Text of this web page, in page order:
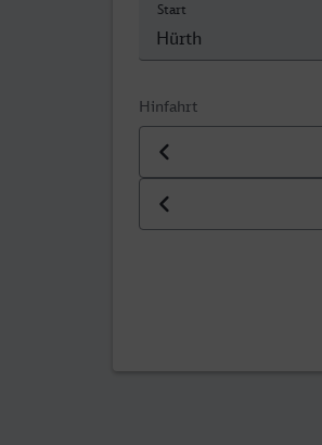
Start
Hinfahrt
Datum der Hinfahrt
Uhrzeit der Hinfahrt